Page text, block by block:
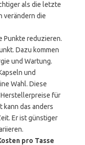
als die letzte
verändern die
Punkte reduzieren.
Dazu kommen
und Wartung.
und
Wahl. Diese
für
kann das anders
Er ist günstiger
pro Tasse